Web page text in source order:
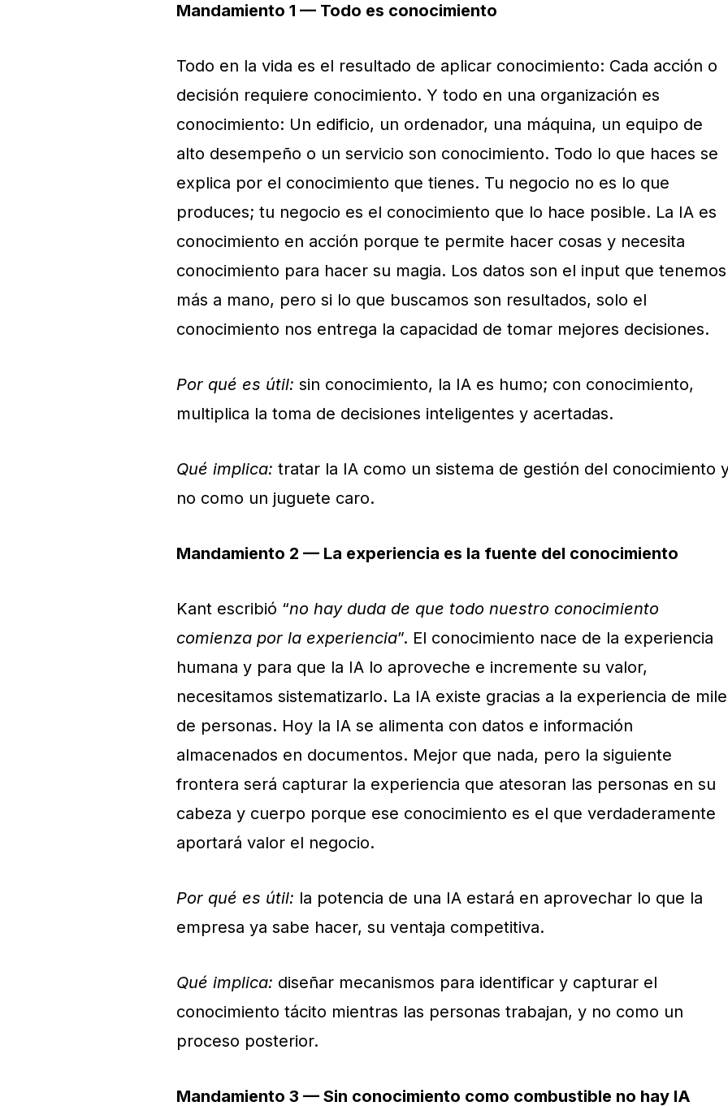
Mandamiento 1 — Todo es conocimiento
Todo en la vida es el resultado de aplicar conocimiento: Cada acción o
decisión requiere conocimiento. Y todo en una organización es
conocimiento: Un edificio, un ordenador, una máquina, un equipo de
alto desempeño o un servicio son conocimiento. Todo lo que haces se
explica por el conocimiento que tienes. Tu negocio no es lo que
produces; tu negocio es el conocimiento que lo hace posible. La IA es
conocimiento en acción porque te permite hacer cosas y necesita
conocimiento para hacer su magia. Los datos son el input que tenemos
más a mano, pero si lo que buscamos son resultados, solo el
conocimiento nos entrega la capacidad de tomar mejores decisiones.
Por qué es útil: sin conocimiento, la IA es humo; con conocimiento,
multiplica la toma de decisiones inteligentes y acertadas.
Qué implica: tratar la IA como un sistema de gestión del conocimiento
no como un juguete caro.
Mandamiento 2 — La experiencia es la fuente del conocimiento
Kant escribió “no hay duda de que todo nuestro conocimiento
comienza por la experiencia”. El conocimiento nace de la experiencia
humana y para que la IA lo aproveche e incremente su valor,
necesitamos sistematizarlo. La IA existe gracias a la experiencia de
de personas. Hoy la IA se alimenta con datos e información
almacenados en documentos. Mejor que nada, pero la siguiente
frontera será capturar la experiencia que atesoran las personas en su
cabeza y cuerpo porque ese conocimiento es el que verdaderamente
aportará valor el negocio.
Por qué es útil: la potencia de una IA estará en aprovechar lo que la
empresa ya sabe hacer, su ventaja competitiva.
Qué implica: diseñar mecanismos para identificar y capturar el
conocimiento tácito mientras las personas trabajan, y no como un
proceso posterior.
Mandamiento 3 — Sin conocimiento como combustible no hay IA